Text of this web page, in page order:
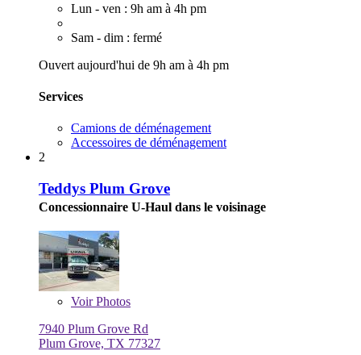
Lun - ven : 9h am à 4h pm
Sam - dim : fermé
Ouvert aujourd'hui de 9h am à 4h pm
Services
Camions de déménagement
Accessoires de déménagement
2
Teddys Plum Grove
Concessionnaire U-Haul dans le voisinage
VoirPhotos
7940 Plum Grove Rd
Plum Grove, TX 77327